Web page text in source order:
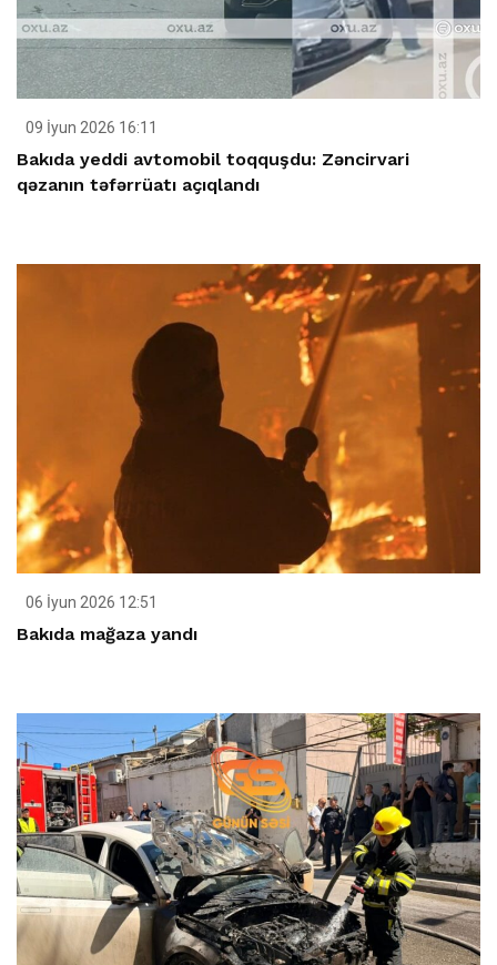
09 İyun 2026 16:11
Bakıda yeddi avtomobil toqquşdu: Zəncirvari
qəzanın təfərrüatı açıqlandı
06 İyun 2026 12:51
Bakıda mağaza yandı